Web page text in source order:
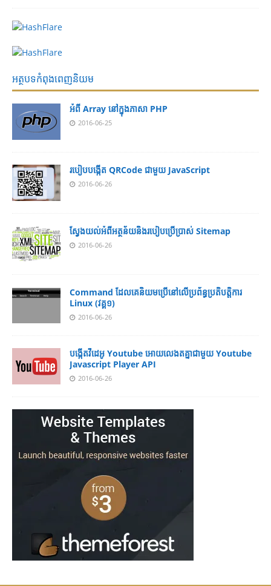
អត្ថបទកំពុងពេញនិយម
អំពី Array នៅ​​ក្នុង​ភា​សា PHP
2016-06-25
របៀប​បង្កើត​ QRCode ជាមួយ JavaScript
2016-06-26
ស្វែង​យល់​​អំពី​អត្ថន័យ​​និង​របៀប​​ប្រើ​ប្រាស់​ Sitemap
2016-06-26
Command ដែល​​គេ​​និយម​​ប្រើ​​នៅ​លើ​​ប្រព័ន្ធ​​ប្រតិបត្តិការ​
Linux (វគ្គ១)
2016-06-26
បង្កើតវីដេអូ Youtube អោយ​លេងតគ្នាជាមួយ Youtube
Javascript Player API
2016-06-26